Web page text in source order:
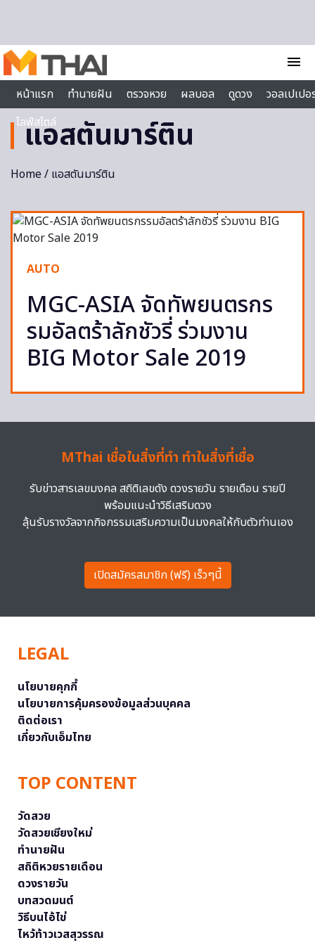
menu
หน้าแรก
ทำนายฝัน ตรวจหวย ผลบอล ดูดวง
วอลเปเป
ไลฟ์สไตล์
แอสตันมาร์ติน
Home/ แอสตันมาร์ติน
AUTO
MGC-ASIA จัดทัพยนตรกร
รมอัลตร้าลักชัวรี่ ร่วมงาน
BIG Motor Sale 2019
MThai เชื่อในสิ่งที่ทำ ทำในสิ่งที่เชื่อ
รับข่าวสารเลขมงคล สถิติเลขดัง ดวงรายวัน รายเดือน รายปี
พร้อมแนะนำวิธีเสริมดวง
ลุ้นรับรางวัลจากกิจกรรมเสริมความเป็นมงคลให้กับตัวท่านเอง
เปิดสมัครสมาชิก (ฟรี) เร็วๆนี้
LEGAL
นโยบายคุกกี้
นโยบายการคุ้มครองข้อมูลส่วนบุคคล
ติดต่อเรา
เกี่ยวกับเอ็มไทย
TOP CONTENT
วัดสวย
วัดสวยเชียงใหม่
ทำนายฝัน
สถิติหวยรายเดือน
ดวงรายวัน
บทสวดมนต์
วิธีบนไอ้ไข่
ไหว้ท้าวเวสสุวรรณ